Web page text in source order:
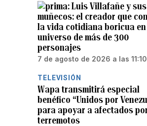
Luis Villafañe y sus
muñecos: el creador que
la vida cotidiana boricua en
universo de más de 300
personajes
7 de agosto de 2026 a las
TELEVISIÓN
Wapa transmitirá especial
benéfico “Unidos por
para apoyar a afectados
terremotos